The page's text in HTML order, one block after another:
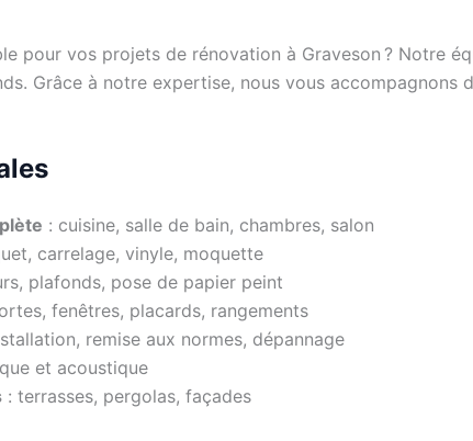
pour vos projets de rénovation à Graveson ? Notre
Grâce à notre expertise, nous vous accompagnons
: cuisine, salle de bain, chambres, salon
carrelage, vinyle, moquette
plafonds, pose de papier peint
fenêtres, placards, rangements
remise aux normes, dépannage
et acoustique
: terrasses, pergolas, façades